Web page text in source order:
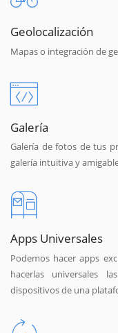
Geolocalización
Mapas o integración de
Galería
Galería de fotos de tus
galería intuitiva y
Apps Universales
Podemos hacer apps
hacerlas universales
dispositivos de una